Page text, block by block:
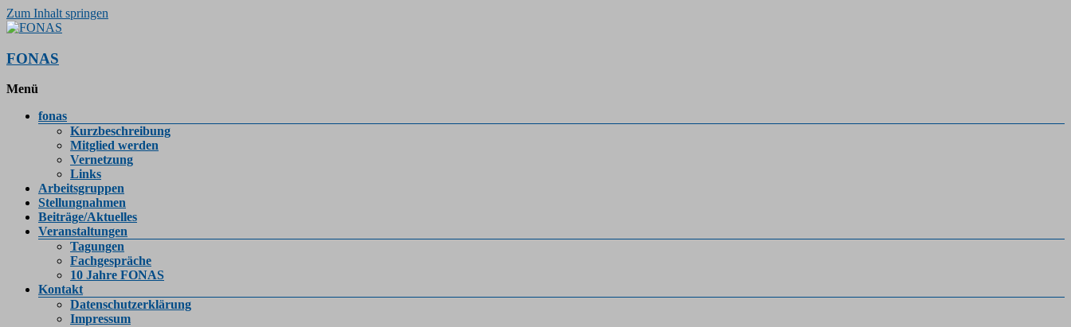
Zum Inhalt springen
FONAS
Menü
fonas
Kurzbeschreibung
Mitglied werden
Vernetzung
Links
Arbeitsgruppen
Stellungnahmen
Beiträge/Aktuelles
Veranstaltungen
Tagungen
Fachgespräche
10 Jahre FONAS
Kontakt
Datenschutzerklärung
Impressum